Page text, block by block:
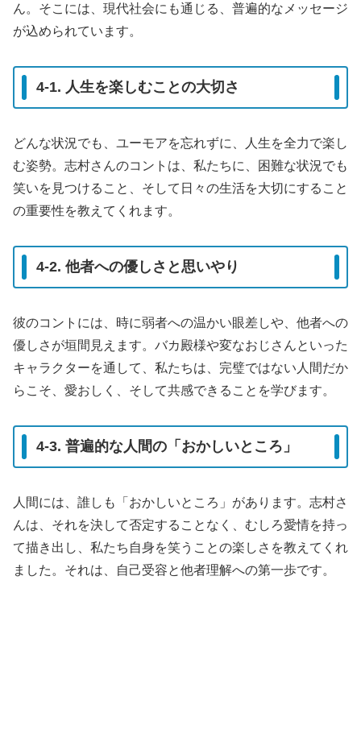
ん。そこには、現代社会にも通じる、普遍的なメッセージ
が込められています。
4-1. 人生を楽しむことの大切さ
どんな状況でも、ユーモアを忘れずに、人生を全力で楽し
む姿勢。志村さんのコントは、私たちに、困難な状況でも
笑いを見つけること、そして日々の生活を大切にすること
の重要性を教えてくれます。
4-2. 他者への優しさと思いやり
彼のコントには、時に弱者への温かい眼差しや、他者への
優しさが垣間見えます。バカ殿様や変なおじさんといった
キャラクターを通して、私たちは、完璧ではない人間だか
らこそ、愛おしく、そして共感できることを学びます。
4-3. 普遍的な人間の「おかしいところ」
人間には、誰しも「おかしいところ」があります。志村さ
んは、それを決して否定することなく、むしろ愛情を持っ
て描き出し、私たち自身を笑うことの楽しさを教えてくれ
ました。それは、自己受容と他者理解への第一歩です。